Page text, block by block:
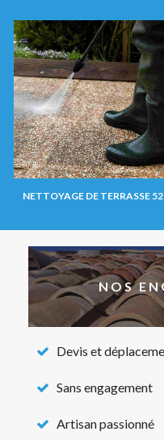
NETTOYAGE DE TERRASSE 52
NOS
Devis et
Sans engagement
Artisan passionné